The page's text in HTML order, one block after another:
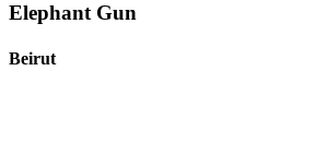
Elephant Gun
Beirut